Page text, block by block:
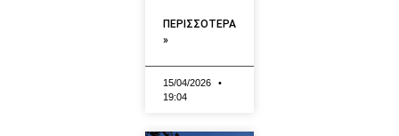
ΠΕΡΙΣΣΟΤΕΡΑ
»
15/04/2026
19:04